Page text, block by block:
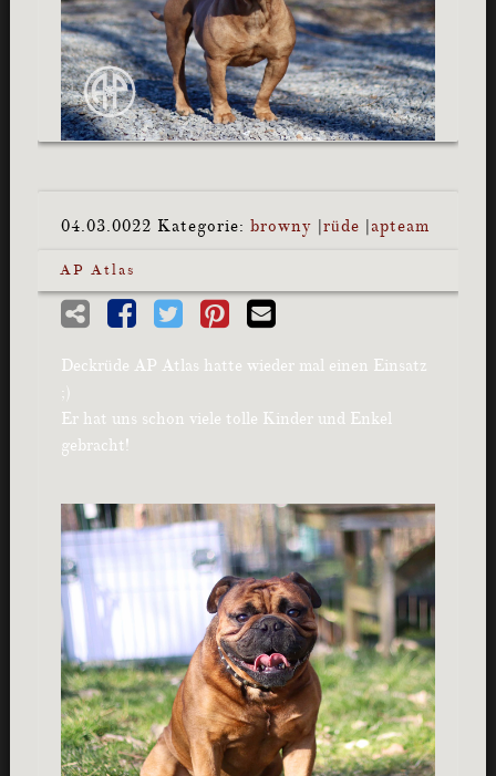
04.03.0022 Kategorie: browny |rüde |apteam
AP Atlas
Deckrüde AP Atlas hatte wieder mal einen Einsatz
;)
Er hat uns schon viele tolle Kinder und Enkel
gebracht!